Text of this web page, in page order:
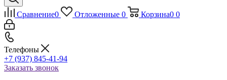
Сравнение0 Отложенные 0 Корзина0 0
Телефоны
+7 (937) 845-41-94
Заказать звонок